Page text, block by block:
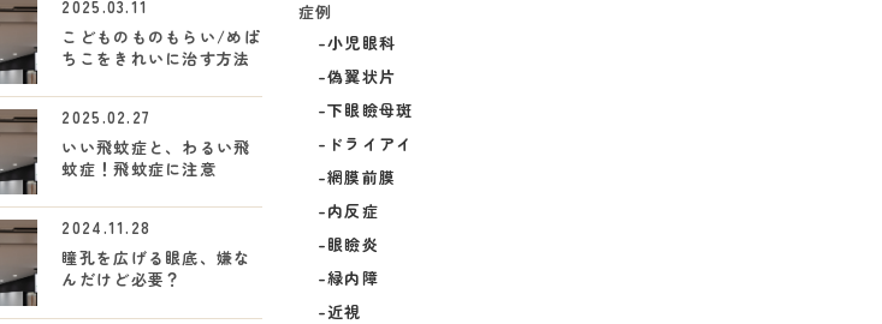
2025.03.11
こどものものもらい/めば
ちこをきれいに治す方法
2025.02.27
いい飛蚊症と、わるい飛
蚊症！飛蚊症に注意
2024.11.28
瞳孔を広げる眼底、嫌な
んだけど必要？
症例
小児眼科
偽翼状片
下眼瞼母斑
ドライアイ
網膜前膜
内反症
眼瞼炎
緑内障
近視